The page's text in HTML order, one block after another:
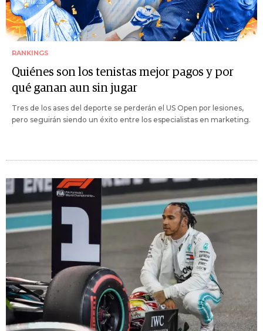
RANKINGS
Quiénes son los tenistas mejor pagos y por
qué ganan aun sin jugar
Tres de los ases del deporte se perderán el US Open por lesiones,
pero seguirán siendo un éxito entre los especialistas en marketing.